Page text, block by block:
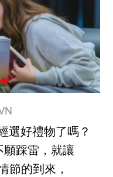
選好禮物了嗎？
願踩雷，就讓
節的到來，